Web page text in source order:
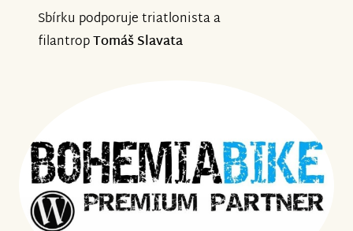
Sbírku podporuje triatlonista a
filantropTomáš Slavata